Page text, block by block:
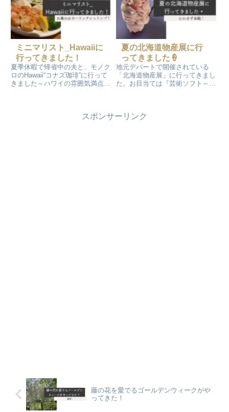
らずとっても楽しい一時でした。
サイゼリヤのこんな雰囲気が大好
きです。
(^^)楽しい食事はあっという間で
したが、2人合わせて6千円也。
豪遊⁈
ミニマリスト_Hawaiiに
行ってきました！
夏季休暇で帰省中の夫と、モノク
ロのHawaii“コナズ珈琲”に行って
きました～ハワイの雰囲気満点の
んにお土産を購入して帰宅です
夏の北海道物産展に行
ってきました🍦
地元デパートで開催されている
「北海道物産展」に行ってきまし
た。お目当ては『芸術ソフト～
食べたコトがないものを購入して
スポンサーリンク
藤の花を愛でるゴールデンウィークがや
ってきた！